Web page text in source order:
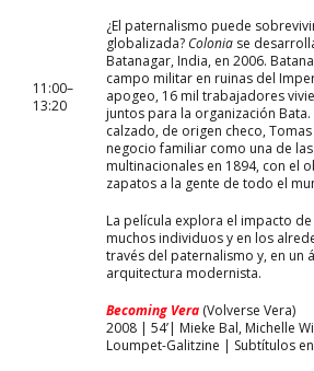
11:00–
13:20
¿El paternalismo puede
globalizada? Coloniase
Batanagar, India, en 2006.
campo militar en ruinas del
apogeo, 16 mil trabajadores
juntos para la organización
calzado, de origen checo,
negocio familiar como una de
multinacionales en 1894, con el
zapatos a la gente de todo el
La película explora el impacto
muchos individuos y en los
través del paternalismo y, en un
arquitectura modernista.
Becoming Vera (Volverse Vera)
2008 | 54’| Mieke Bal, Michelle
Loumpet-Galitzine | Subtítulos